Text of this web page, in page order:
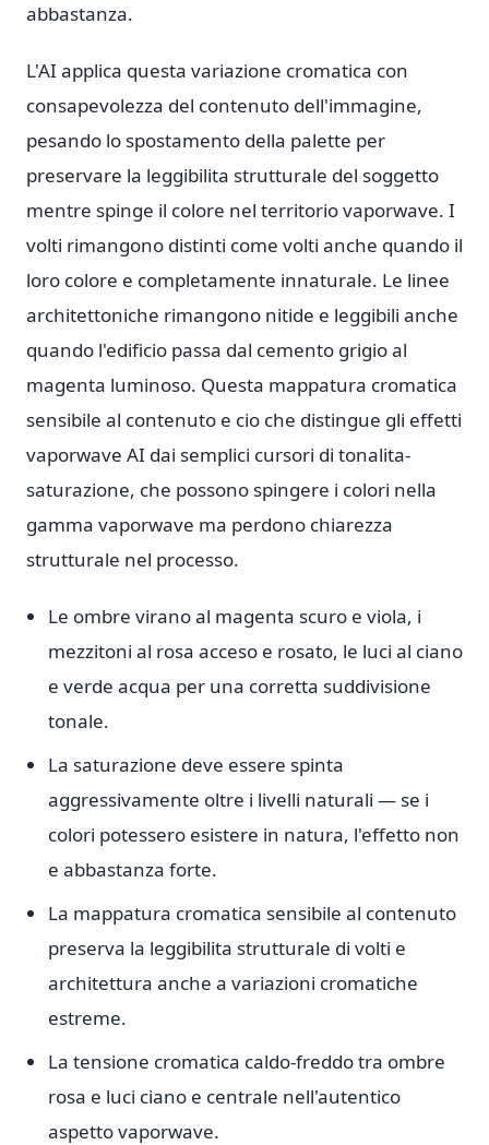
abbastanza.
L'AI applica questa variazione cromatica con
consapevolezza del contenuto dell'immagine,
pesando lo spostamento della palette per
preservare la leggibilita strutturale del soggetto
mentre spinge il colore nel territorio vaporwave. I
volti rimangono distinti come volti anche quando il
loro colore e completamente innaturale. Le linee
architettoniche rimangono nitide e leggibili anche
quando l'edificio passa dal cemento grigio al
magenta luminoso. Questa mappatura cromatica
sensibile al contenuto e cio che distingue gli effetti
vaporwave AI dai semplici cursori di tonalita-
saturazione, che possono spingere i colori nella
gamma vaporwave ma perdono chiarezza
strutturale nel processo.
Le ombre virano al magenta scuro e viola, i
mezzitoni al rosa acceso e rosato, le luci al ciano
e verde acqua per una corretta suddivisione
tonale.
La saturazione deve essere spinta
aggressivamente oltre i livelli naturali — se i
colori potessero esistere in natura, l'effetto non
e abbastanza forte.
La mappatura cromatica sensibile al contenuto
preserva la leggibilita strutturale di volti e
architettura anche a variazioni cromatiche
estreme.
La tensione cromatica caldo-freddo tra ombre
rosa e luci ciano e centrale nell'autentico
aspetto vaporwave.